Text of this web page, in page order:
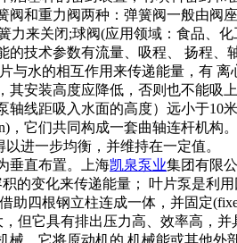
重力阀两种：弹簧阀一般由阀
力来关闭;球阀(应用领域：食品、
的技术参数有流量、吸程、 扬程
与水的相互作用来传递能量，有
安装高度应降低，否则也不能
线距吸入水面的高度）远小于
，它们共同构成一套曲轴连杆机
进一步均衡，并维持在一定值。
垂直布置。上海凯泉泵业集团有限
的变化来传递能量； 叶片泵是利
四根钢立柱连成一体，并固定
它具有排出压力高、效率高，
械。它将原动机的 机械能或其他